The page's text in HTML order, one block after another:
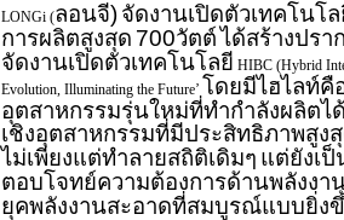
LONGi (ลอนจี)จัดงานเปิดตัวเทคโนโ
การผลิตสูงสุด 700วัตต์ได้สร้างปร
จัดงานเปิดตัวเทคโนโลยี HIBC (Hybrid
Evolution, Illuminating the Future’ โดยมีไฮไลท์คื
อุตสาหกรรมรุ่นใหม่ที่ทำกำลังผลิตไ
เชิงอุตสาหกรรมที่มีประสิทธิภาพสูง
ไม่เพียงแต่ทำลายสถิติเดิมๆ แต่ยังเ
ตอบโจทย์ความต้องการด้านพลังงา
ยุคพลังงานสะอาดที่สมบูรณ์แบบยิ่ง